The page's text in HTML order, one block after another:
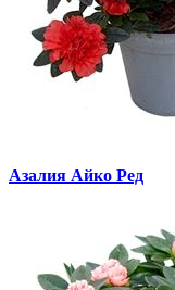
Азалия Айко Ред